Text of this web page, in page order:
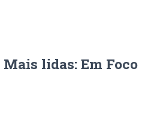
Mais lidas: Em Foco